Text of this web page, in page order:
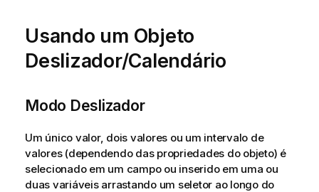
Usando um Objeto
Deslizador/Calendário
Modo Deslizador
Um único valor, dois valores ou um intervalo de
valores (dependendo das propriedades do objeto) é
selecionado em um campo ou inserido em uma ou
duas variáveis arrastando um seletor ao longo do